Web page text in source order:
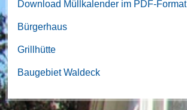
Download Müllkalender im PDF-Format
Bürgerhaus
Grillhütte
Baugebiet Waldeck